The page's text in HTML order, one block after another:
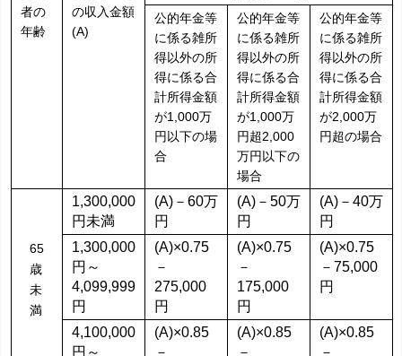
者の
年齢
の収入金額
(A)
公的年金等
に係る雑所
得以外の所
得に係る合
計所得金額
が1,000万
円以下の場
合
公的年金等
に係る雑所
得以外の所
得に係る合
計所得金額
が1,000万
円超2,000
万円以下の
場合
公的年金等
に係る雑所
得以外の所
得に係る合
計所得金額
が2,000万
円超の場合
65
歳
未
満
1,300,000
円未満
(A)－60万
円
(A)－50万
円
(A)－40万
円
1,300,000
円～
4,099,999
円
(A)×0.75
－
275,000
円
(A)×0.75
－
175,000
円
(A)×0.75
－75,000
円
4,100,000
円～
(A)×0.85
－
(A)×0.85
－
(A)×0.85
－